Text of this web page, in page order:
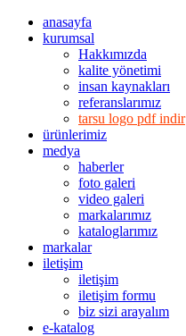
anasayfa
kurumsal
Hakkımızda
kalite yönetimi
insan kaynakları
referanslarımız
tarsu logo pdf indir
ürünlerimiz
medya
haberler
foto galeri
video galeri
markalarımız
kataloglarımız
markalar
iletişim
iletişim
iletişim formu
biz sizi arayalım
e-katalog